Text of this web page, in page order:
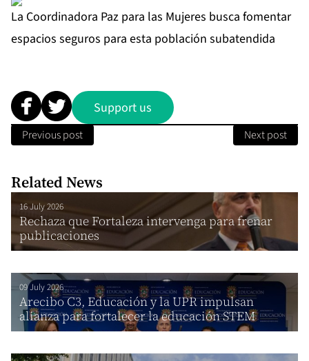
La Coordinadora Paz para las Mujeres busca fomentar
espacios seguros para esta población subatendida
Support us
Previous post Next post
Related News
16 July 2026
Rechaza que Fortaleza intervenga para frenar
publicaciones
09 July 2026
Arecibo C3, Educación y la UPR impulsan
alianza para fortalecer la educación STEM